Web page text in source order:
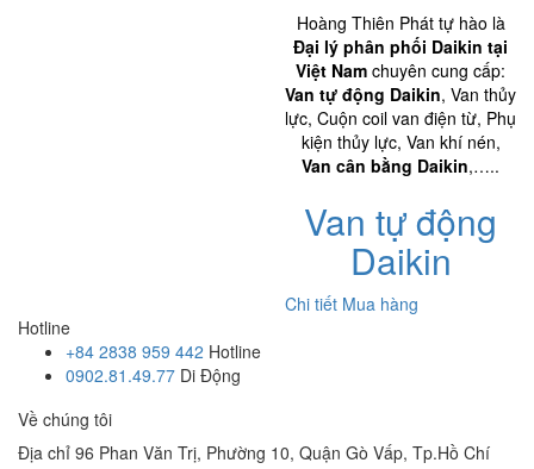
Hoàng Thiên Phát tự hào là
Đại lý phân phối Daikin tại
Việt Nam chuyên cung cấp:
Van tự động Daikin, Van thủy
lực, Cuộn coil van điện từ, Phụ
kiện thủy lực, Van khí nén,
Van cân bằng Daikin,…..
Van tự động
Daikin
Chi tiết Mua hàng
Hotline
+84 2838 959 442 Hotline
0902.81.49.77 Di Động
Về chúng tôi
Địa chỉ 96 Phan Văn Trị, Phường 10, Quận Gò Vấp, Tp.Hồ Chí